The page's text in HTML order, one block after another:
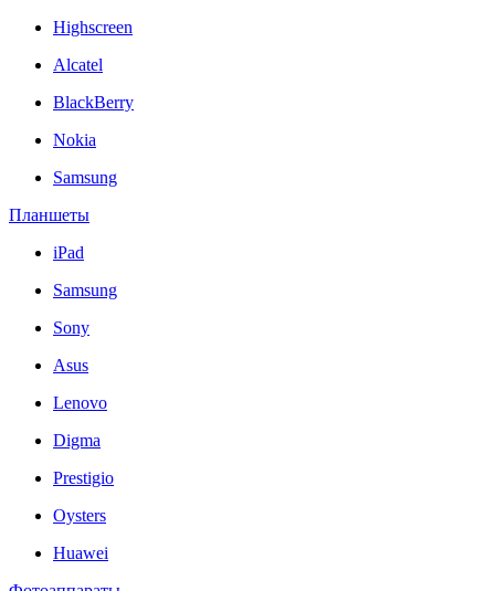
Highscreen
Alcatel
BlackBerry
Nokia
Samsung
Планшеты
iPad
Samsung
Sony
Asus
Lenovo
Digma
Prestigio
Oysters
Huawei